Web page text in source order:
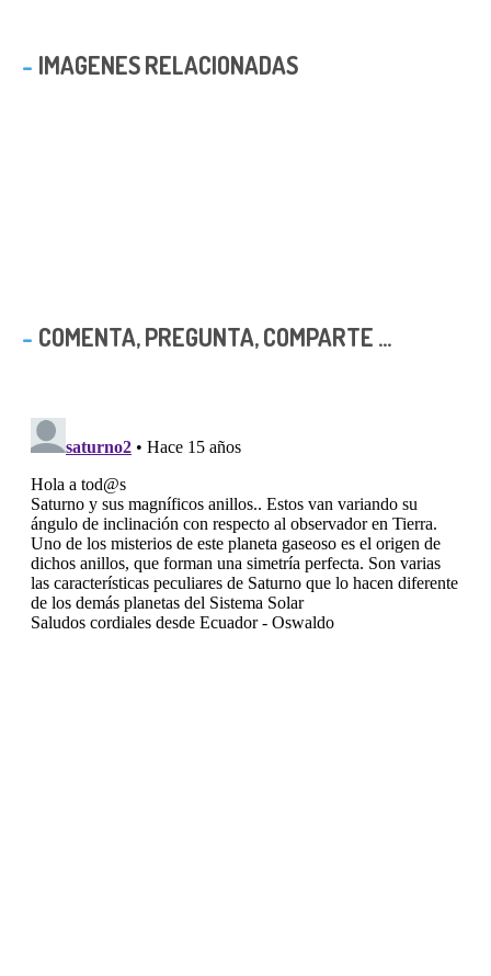
IMAGENES RELACIONADAS
COMENTA, PREGUNTA, COMPARTE ...